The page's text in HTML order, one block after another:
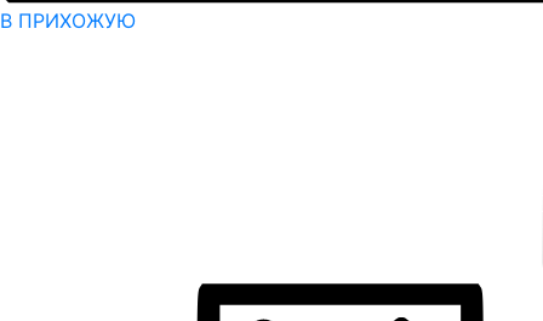
В ПРИХОЖУЮ